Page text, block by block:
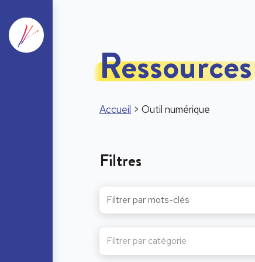
Ressources
Accueil > Outil numérique
Filtres
Filtrer par catégorie